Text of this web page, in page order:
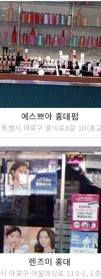
에스쁘아 홍대펍
별시 마포구 홍익로6길 10(동
렌즈미 홍대
마포구 어울마당로 110-1, 1